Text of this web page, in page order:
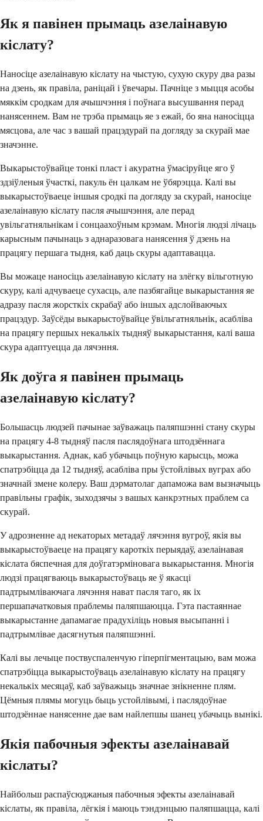
Як я павінен прымаць азелаінавую
кіслату?
Наносіце азелаінавую кіслату на чыстую, сухую скуру два разы
на дзень, як правіла, раніцай і ўвечары. Пачніце з мыцця асобы
мяккім сродкам для ачышчэння і поўнага высушвання перад
нанясеннем. Вам не трэба прымаць яе з ежай, бо яна наносіцца
мясцова, але час з вашай працэдурай па догляду за скурай мае
значэнне.
Выкарыстоўвайце тонкі пласт і акуратна ўмасіруйце яго ў
здзіўленыя ўчасткі, пакуль ён цалкам не ўбярэцца. Калі вы
выкарыстоўваеце іншыя сродкі па догляду за скурай, наносіце
азелаінавую кіслату пасля ачышчэння, але перад
увільгатняльнікам і сонцаахоўным крэмам. Многія людзі лічаць
карысным пачынаць з аднаразовага нанясення ў дзень на
працягу першага тыдня, каб даць скуры адаптавацца.
Вы можаце наносіць азелаінавую кіслату на злёгку вільготную
скуру, калі адчуваеце сухасць, але пазбягайце выкарыстання яе
адразу пасля жорсткіх скрабаў або іншых адслойваючых
працэдур. Заўсёды выкарыстоўвайце ўвільгатняльнік, асабліва
на працягу першых некалькіх тыдняў выкарыстання, калі ваша
скура адаптуецца да лячэння.
Як доўга я павінен прымаць
азелаінавую кіслату?
Большасць людзей пачынае заўважаць паляпшэнні стану скуры
на працягу 4-8 тыдняў пасля паслядоўнага штодзённага
выкарыстання. Аднак, каб убачыць поўную карысць, можа
спатрэбіцца да 12 тыдняў, асабліва пры ўстойлівых вуграх або
значнай змене колеру. Ваш дэрматолаг дапаможа вам вызначыць
правільны графік, зыходзячы з вашых канкрэтных праблем са
скурай.
У адрозненне ад некаторых метадаў лячэння вугроў, якія вы
выкарыстоўваеце на працягу кароткіх перыядаў, азелаінавая
кіслата бяспечная для доўгатэрміновага выкарыстання. Многія
людзі працягваюць выкарыстоўваць яе ў якасці
падтрымліваючага лячэння нават пасля таго, як іх
першапачатковыя праблемы паляпшаюцца. Гэта пастаяннае
выкарыстанне дапамагае прадухіліць новыя высыпанні і
падтрымлівае дасягнутыя паляпшэнні.
Калі вы лечыце поствуспаленчую гіперпігментацыю, вам можа
спатрэбіцца выкарыстоўваць азелаінавую кіслату на працягу
некалькіх месяцаў, каб заўважыць значнае знікненне плям.
Цёмныя плямы могуць быць устойлівымі, і паслядоўнае
штодзённае нанясенне дае вам найлепшы шанец убачыць вынікі.
Якія пабочныя эфекты азелаінавай
кіслаты?
Найбольш распаўсюджаныя пабочныя эфекты азелаінавай
кіслаты, як правіла, лёгкія і маюць тэндэнцыю паляпшацца, калі